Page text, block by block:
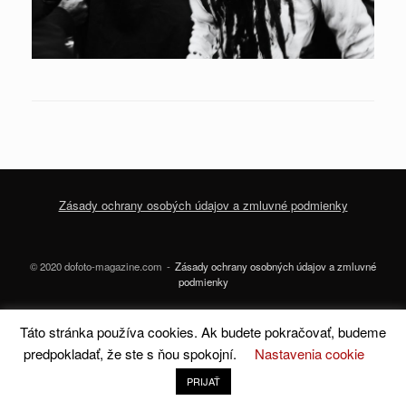
Zásady ochrany osobých údajov a zmluvné podmienky
© 2020 dofoto-magazine.com
Zásady ochrany osobných údajov a zmluvné
podmienky
Táto stránka používa cookies. Ak budete pokračovať, budeme
predpokladať, že ste s ňou spokojní.
Nastavenia cookie
PRIJAŤ